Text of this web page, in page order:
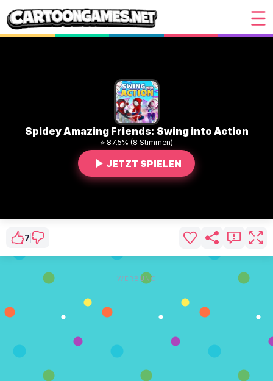
Spidey Amazing Friends: Swing into Action
⭐ 87.5% (8 Stimmen)
JETZT SPIELEN
7
WERBUNG